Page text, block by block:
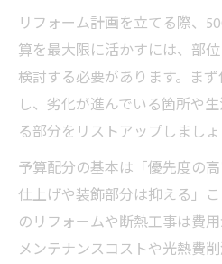
リフォーム計画を立てる際、
算を最大限に活かすには、部
検討する必要があります。ま
し、劣化が進んでいる箇所や
る部分をリストアップしましょ
予算配分の基本は「優先度の
仕上げや装飾部分は抑える」
のリフォームや断熱工事は費
メンテナンスコストや光熱費